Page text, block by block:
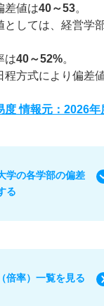
差値は40～53。
としては、経営学
は40～52%。
程方式により偏差
度 情報元：2026
学の各学部の偏差
る
倍率）一覧を見る